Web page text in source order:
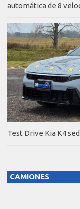
automática de 8
Test Drive Kia K4
CAMIONES